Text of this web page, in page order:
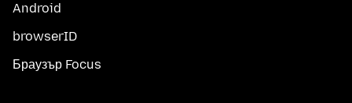
Android
browserID
Браузър Focus